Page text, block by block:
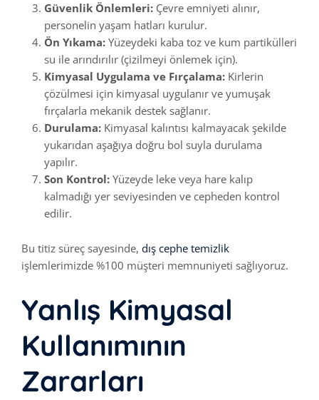
Güvenlik Önlemleri: Çevre emniyeti alınır,
personelin yaşam hatları kurulur.
Ön Yıkama: Yüzeydeki kaba toz ve kum partikülleri
su ile arındırılır (çizilmeyi önlemek için).
Kimyasal Uygulama ve Fırçalama: Kirlerin
çözülmesi için kimyasal uygulanır ve yumuşak
fırçalarla mekanik destek sağlanır.
Durulama: Kimyasal kalıntısı kalmayacak şekilde
yukarıdan aşağıya doğru bol suyla durulama
yapılır.
Son Kontrol: Yüzeyde leke veya hare kalıp
kalmadığı yer seviyesinden ve cepheden kontrol
edilir.
Bu titiz süreç sayesinde, dış cephe temizlik
işlemlerimizde %100 müşteri memnuniyeti sağlıyoruz.
Yanlış Kimyasal
Kullanımının
Zararları